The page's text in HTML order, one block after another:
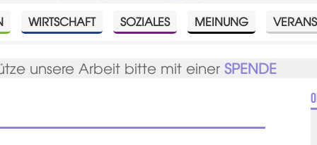
WIRTSCHAFT SOZIALES MEINUNG
unsere Arbeit bitte mit einerSPENDE